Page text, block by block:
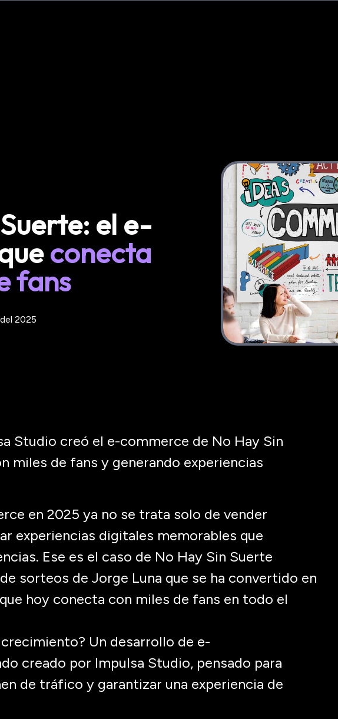
el e-
conecta
fans
2025
Studio creó el e-commerce de No Hay Sin
miles de fans y generando experiencias
en 2025 ya no se trata solo de vender
experiencias digitales memorables que
Ese es el caso de No Hay Sin Suerte
sorteos de Jorge Luna que se ha convertido en
hoy conecta con miles de fans en todo el
Un desarrollo de e-
creado por Impulsa Studio, pensado para
de tráfico y garantizar una experiencia de